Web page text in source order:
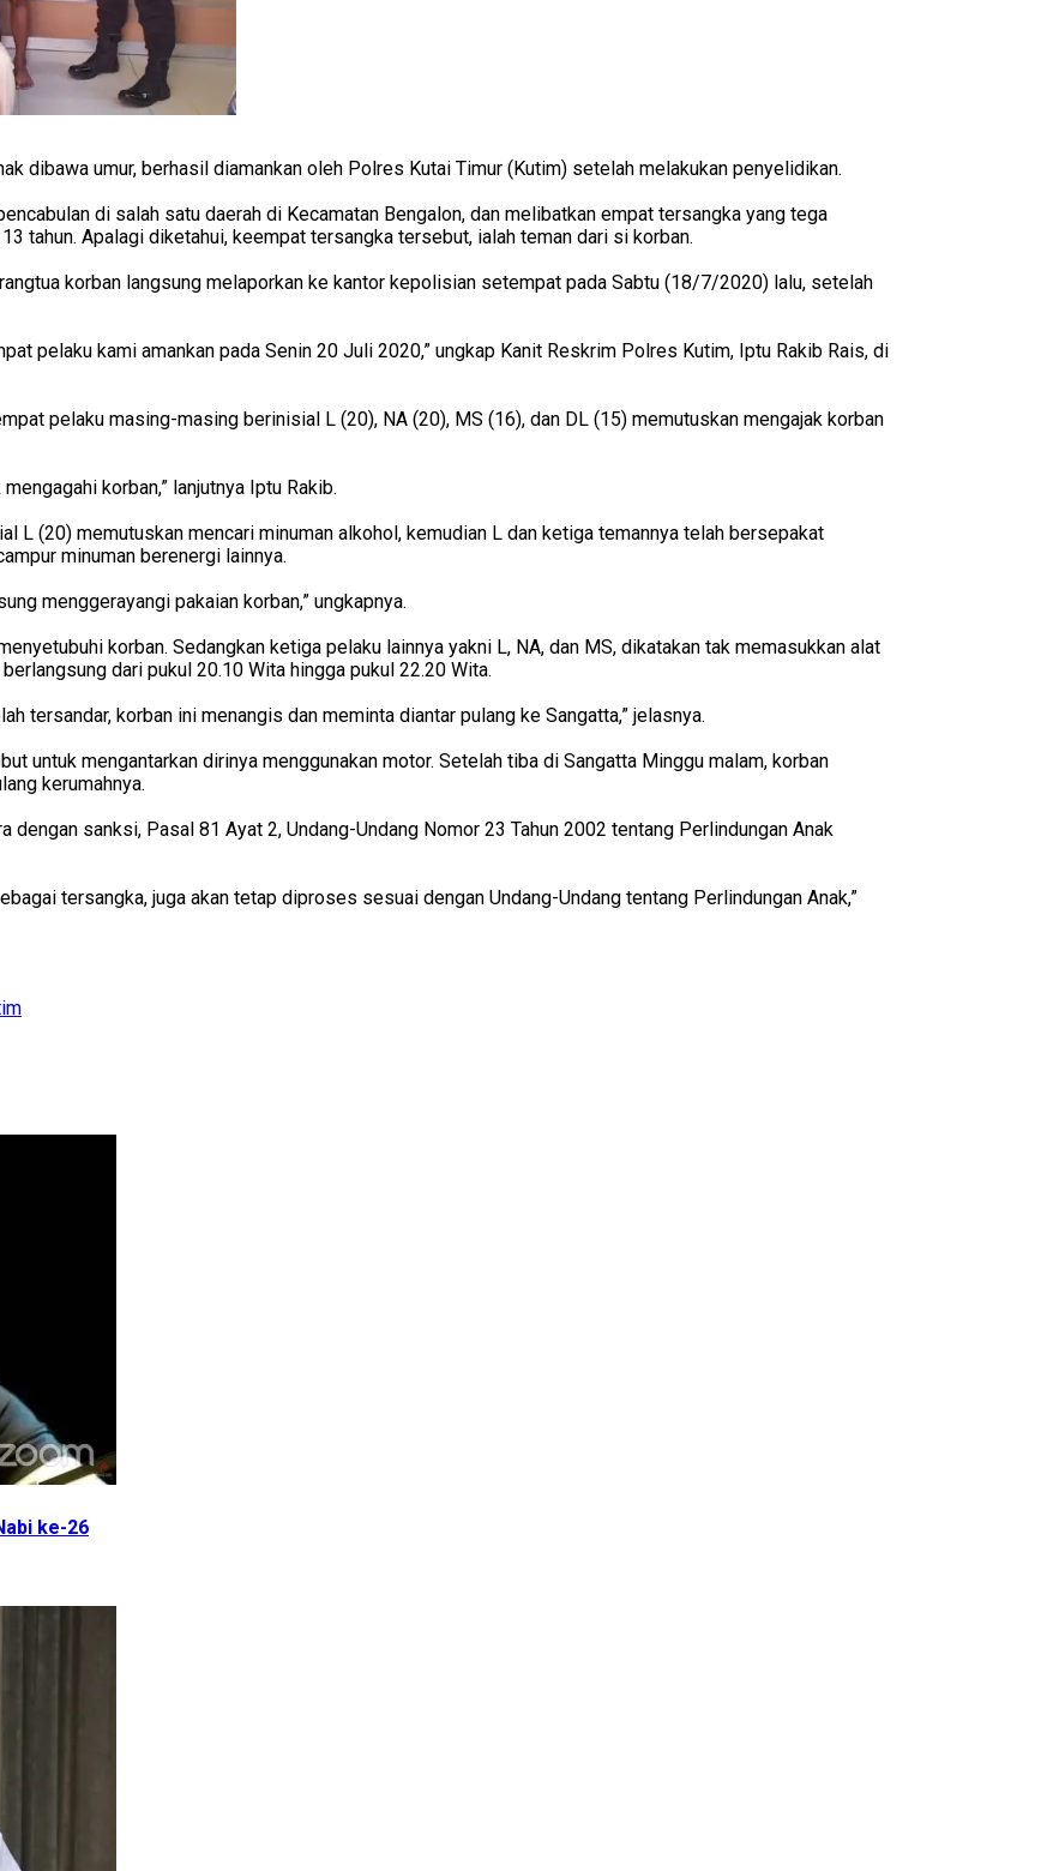
dibawa umur, berhasil diamankan oleh Polres Kutai Timur (Kutim) setelah melakukan penyelidikan.
di salah satu daerah di Kecamatan Bengalon, dan melibatkan empat tersangka yang tega
tahun. Apalagi diketahui, keempat tersangka tersebut, ialah teman dari si korban.
korban langsung melaporkan ke kantor kepolisian setempat pada Sabtu (18/7/2020) lalu, setelah
pelaku kami amankan pada Senin 20 Juli 2020,” ungkap Kanit Reskrim Polres Kutim, Iptu Rakib Rais, di
pelaku masing-masing berinisial L (20), NA (20), MS (16), dan DL (15) memutuskan mengajak korban
korban,” lanjutnya Iptu Rakib.
L (20) memutuskan mencari minuman alkohol, kemudian L dan ketiga temannya telah bersepakat
minuman berenergi lainnya.
menggerayangi pakaian korban,” ungkapnya.
korban. Sedangkan ketiga pelaku lainnya yakni L, NA, dan MS, dikatakan tak memasukkan alat
dari pukul 20.10 Wita hingga pukul 22.20 Wita.
tersandar, korban ini menangis dan meminta diantar pulang ke Sangatta,” jelasnya.
untuk mengantarkan dirinya menggunakan motor. Setelah tiba di Sangatta Minggu malam, korban
kerumahnya.
sanksi, Pasal 81 Ayat 2, Undang-Undang Nomor 23 Tahun 2002 tentang Perlindungan Anak
tersangka, juga akan tetap diproses sesuai dengan Undang-Undang tentang Perlindungan Anak,”
ke-26